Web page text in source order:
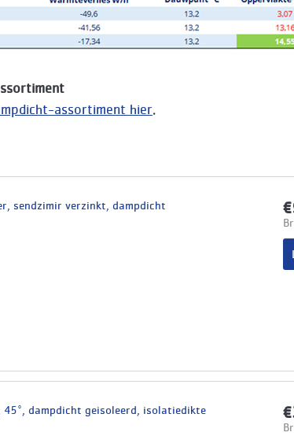
assortiment hier.
sendzimir verzinkt, dampdicht
dampdicht geisoleerd, isolatiedikte